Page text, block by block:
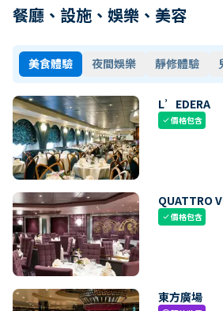
餐廳、設施、娛樂、美容
美食體驗 夜間娛樂 靜修體驗
L’EDERA
check價格包含
QUATTRO
check價格包含
東方廣場